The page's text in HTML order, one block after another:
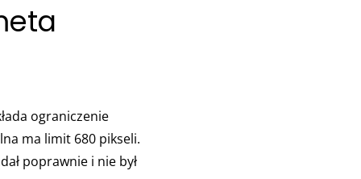
ograniczenie
ma limit 680 pikseli.
poprawnie i nie był